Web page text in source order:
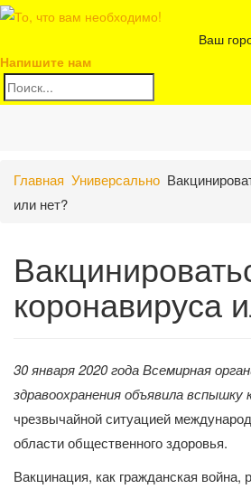
Ваш
Напишите нам
Главная Универсально
или нет?
коронавируса
30 января 2020 года Всемирная
здравоохранения объявила вспышку
чрезвычайной ситуацией
области общественного здоровья.
Вакцинация, как гражданская война,